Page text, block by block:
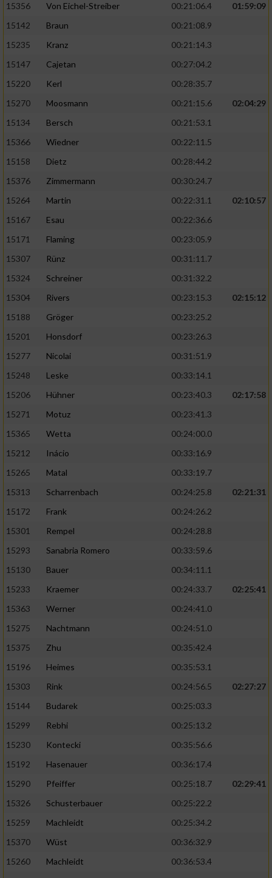
15356
Von Eichel-Streiber 00:21:06.4
01:59:09
15142
Braun
00:21:08.9
15235
Kranz
00:21:14.3
15147
Cajetan
00:27:04.2
15220
Kerl
00:28:35.7
15270
Moosmann 00:21:15.6
02:04:29
15134
Bersch
00:21:53.1
15366
Wiedner
00:22:11.5
15158
Dietz
00:28:44.2
15376
Zimmermann
00:30:24.7
15264
Martin 00:22:31.1
02:10:57
15167
Esau
00:22:36.6
15171
Flaming
00:23:05.9
15307
Rünz
00:31:11.7
15324
Schreiner
00:31:32.2
15304
Rivers 00:23:15.3
02:15:12
15188
Gröger
00:23:25.2
15201
Honsdorf
00:23:26.3
15277
Nicolai
00:31:51.9
15248
Leske
00:33:14.1
15206
Hühner 00:23:40.3
02:17:58
15271
Motuz
00:23:41.3
15365
Wetta
00:24:00.0
15212
Inácio
00:33:16.9
15265
Matal
00:33:19.7
15313
Scharrenbach 00:24:25.8
02:21:31
15172
Frank
00:24:26.2
15301
Rempel
00:24:28.8
15293
Sanabria Romero
00:33:59.6
15130
Bauer
00:34:11.1
15233
Kraemer 00:24:33.7
02:25:41
15363
Werner
00:24:41.0
15275
Nachtmann
00:24:51.0
15375
Zhu
00:35:42.4
15196
Heimes
00:35:53.1
15303
Rink 00:24:56.5
02:27:27
15144
Budarek
00:25:03.3
15299
Rebhi
00:25:13.2
15230
Kontecki
00:35:56.6
15192
Hasenauer
00:36:17.4
15290
Pfeiffer 00:25:18.7
02:29:41
15326
Schusterbauer
00:25:22.2
15259
Machleidt
00:25:34.2
15370
Wüst
00:36:32.9
15260
Machleidt
00:36:53.4